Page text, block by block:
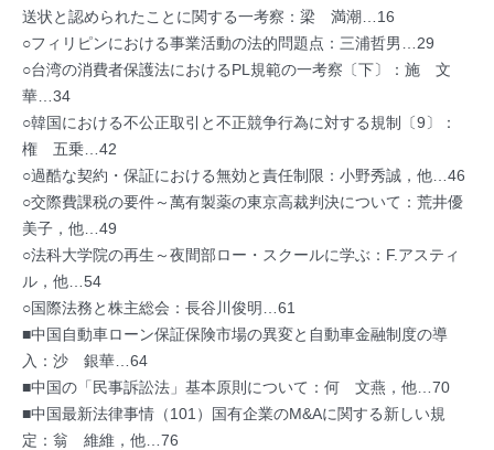
送状と認められたことに関する一考察：梁 満潮…16
○フィリピンにおける事業活動の法的問題点：三浦哲男…29
○台湾の消費者保護法におけるPL規範の一考察〔下〕：施 文
華…34
○韓国における不公正取引と不正競争行為に対する規制〔9〕：
権 五乗…42
○過酷な契約・保証における無効と責任制限：小野秀誠，他…46
○交際費課税の要件～萬有製薬の東京高裁判決について：荒井優
美子，他…49
○法科大学院の再生～夜間部ロー・スクールに学ぶ：F.アスティ
ル，他…54
○国際法務と株主総会：長谷川俊明…61
■中国自動車ローン保証保険市場の異変と自動車金融制度の導
入：沙 銀華…64
■中国の「民事訴訟法」基本原則について：何 文燕，他…70
■中国最新法律事情（101）国有企業のM&Aに関する新しい規
定：翁 維維，他…76